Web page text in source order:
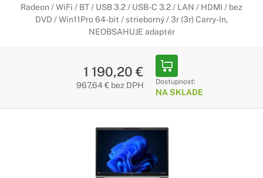
Radeon / WiFi / BT / USB 3.2 / USB-C 3.2 / LAN / HDMI / bez
DVD / Win11Pro 64-bit / strieborný / 3r (3r) Carry-In,
NEOBSAHUJE adaptér
1 190,20 €
967,64 € bez DPH Dostupnosť:
NA SKLADE